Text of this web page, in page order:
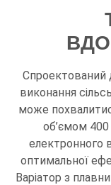
Спроектований
виконання
може
об’ємом
електронного
оптимальної
Варіатор з